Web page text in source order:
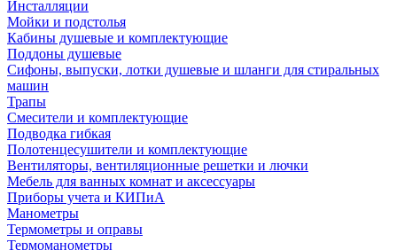
Инсталляции
Мойки и подстолья
Кабины душевые и комплектующие
Поддоны душевые
Сифоны, выпуски, лотки душевые и шланги для стиральных
машин
Трапы
Смесители и комплектующие
Подводка гибкая
Полотенцесушители и комплектующие
Вентиляторы, вентиляционные решетки и лючки
Мебель для ванных комнат и аксессуары
Приборы учета и КИПиА
Манометры
Термометры и оправы
Термоманометры